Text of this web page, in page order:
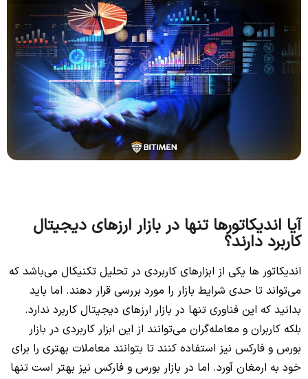
آیا اندیکاتورها تنها در بازار ارزهای دیجیتال
کاربرد دارند؟
اندیکاتور ها یکی از ابزارهای کاربردی در تحلیل تکنیکال می‌باشد که
می‌تواند تا حدی شرایط بازار را مورد بررسی قرار دهند. اما باید
بدانید که این فناوری تنها در بازار ارزهای دیجیتال کاربرد ندارد.
بلکه کاربران و معامله‌گران می‌توانند از این ابزار کاربردی در بازار
بورس و فارکس نیز استفاده کنند تا بتوانند معاملات بهتری را برای
خود به ارمغان آورد. اما در بازار بورس و فارکس نیز بهتر است تنها